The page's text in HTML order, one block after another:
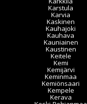
Karstula
Karvia
Kaskinen
Kauhajoki
Kauhava
Kauniainen
Kaustinen
Keitele
Kemi
Kemijärvi
Keminmaa
Kemiönsaari
Kempele
Kerava